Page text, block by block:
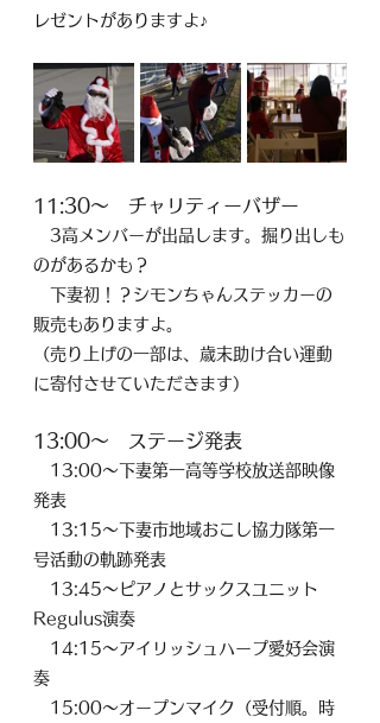
レゼントがありますよ♪
11:30〜　チャリティーバザー
3高メンバーが出品します。掘り出しも
のがあるかも？
下妻初！？シモンちゃんステッカーの
販売もありますよ。
（売り上げの一部は、歳末助け合い運動
に寄付させていただきます）
13:00〜　ステージ発表
13:00～下妻第一高等学校放送部映像
発表
13:15～下妻市地域おこし協力隊第一
号活動の軌跡発表
13:45～ピアノとサックスユニット
Regulus演奏
14:15～アイリッシュハープ愛好会演
奏
15:00～オープンマイク（受付順。時